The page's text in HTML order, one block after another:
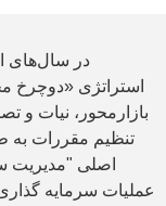
در سال‌های
استراتژی «دوچرخ
بازارمحور، نیات و
تنظیم مقررات
اصلی "مدیریت
عملیات سرمایه